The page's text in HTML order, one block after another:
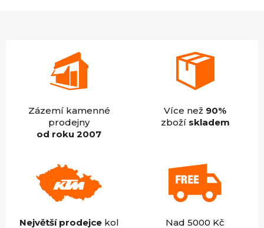
Zázemí kamenné
prodejny
od roku 2007
Více než 90%
zboží skladem
Největší prodejcekol
Nad 5000 Kč